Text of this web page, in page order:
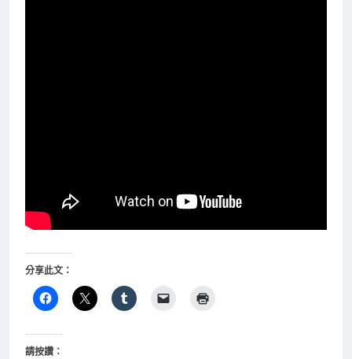
分享此文：
請按讚：